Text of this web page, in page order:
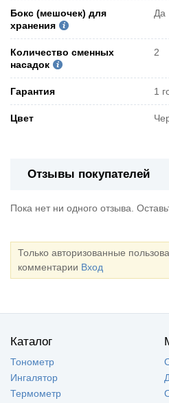
Бокс (мешочек) для
хранения
Да
Количество сменных
насадок
2
Гарантия 1
Цвет
Отзывы покупателей
Пока нет ни одного отзыва.
Только авторизованные
комментарии Вход
Каталог
Тонометр
Ингалятор
Термометр